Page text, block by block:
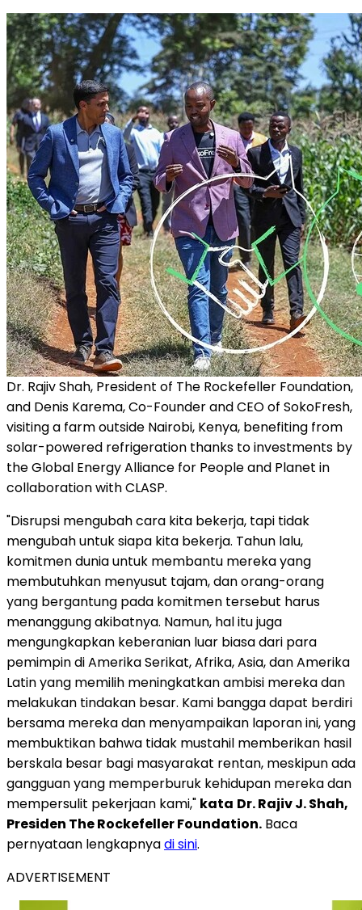
Dr. Rajiv Shah, President of The Rockefeller Foundation,
and Denis Karema, Co-Founder and CEO of SokoFresh,
visiting a farm outside Nairobi, Kenya, benefiting from
solar-powered refrigeration thanks to investments by
the Global Energy Alliance for People and Planet in
collaboration with CLASP.
"Disrupsi mengubah cara kita bekerja, tapi tidak
mengubah untuk siapa kita bekerja. Tahun lalu,
komitmen dunia untuk membantu mereka yang
membutuhkan menyusut tajam, dan orang-orang
yang bergantung pada komitmen tersebut harus
menanggung akibatnya. Namun, hal itu juga
mengungkapkan keberanian luar biasa dari para
pemimpin di Amerika Serikat, Afrika, Asia, dan Amerika
Latin yang memilih meningkatkan ambisi mereka dan
melakukan tindakan besar. Kami bangga dapat berdiri
bersama mereka dan menyampaikan laporan ini, yang
membuktikan bahwa tidak mustahil memberikan hasil
berskala besar bagi masyarakat rentan, meskipun ada
gangguan yang memperburuk kehidupan mereka dan
mempersulit pekerjaan kami," kata Dr. Rajiv J. Shah,
Presiden The Rockefeller Foundation. Baca
pernyataan lengkapnyadi sini.
ADVERTISEMENT